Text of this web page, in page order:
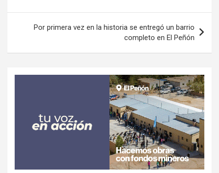
entradas
Por primera vez en la historia se entregó un barrio
completo en El Peñón